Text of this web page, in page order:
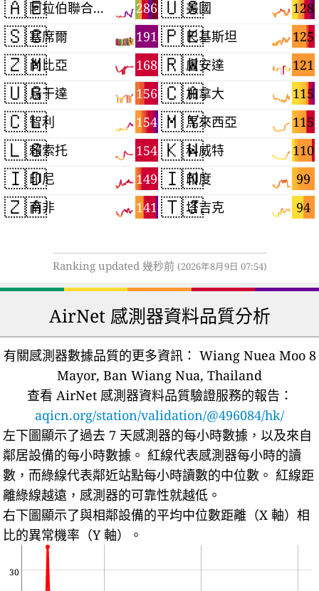
🇦🇪 286
阿拉伯聯合大公國
🇸🇨 191
塞席爾
🇿🇲 168
尚比亞
🇺🇬 156
烏干達
🇨🇱 154
智利
🇱🇸 154
賴索托
🇮🇩 149
印尼
🇿🇦 141
南非
🇺🇸 128
美國
🇵🇰 125
巴基斯坦
🇷🇼 121
盧安達
🇨🇦 115
加拿大
🇲🇾 115
馬來西亞
🇰🇼 110
科威特
🇮🇳 99
印度
🇹🇯 94
塔吉克
Ranking updated 幾秒前 (2026年8月9日 07:54)
AirNet 感測器資料品質分析
有關感測器數據品質的更多資訊： Wiang Nuea Moo 8
Mayor, Ban Wiang Nua, Thailand
查看 AirNet 感測器資料品質驗證服務的報告：
aqicn.org/station/validation/@496084/hk/
左下圖顯示了過去 7 天感測器的每小時數據，以及來自
鄰居設備的每小時數據。 紅線代表感測器每小時的讀
數，而綠線代表鄰近站點每小時讀數的中位數。 紅線距
離綠線越遠，感測器的可靠性就越低。
右下圖顯示了與相鄰設備的平均中位數距離（X 軸）相
比的異常機率（Y 軸）。
30